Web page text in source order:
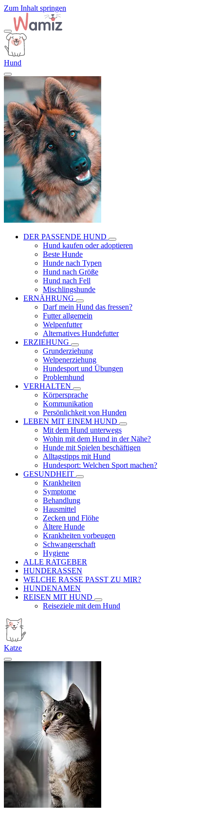
Zum Inhalt springen
Hund
DER PASSENDE HUND
Hund kaufen oder adoptieren
Beste Hunde
Hunde nach Typen
Hund nach Größe
Hund nach Fell
Mischlingshunde
ERNÄHRUNG
Darf mein Hund das fressen?
Futter allgemein
Welpenfutter
Alternatives Hundefutter
ERZIEHUNG
Grunderziehung
Welpenerziehung
Hundesport und Übungen
Problemhund
VERHALTEN
Körpersprache
Kommunikation
Persönlichkeit von Hunden
LEBEN MIT EINEM HUND
Mit dem Hund unterwegs
Wohin mit dem Hund in der Nähe?
Hunde mit Spielen beschäftigen
Alltagstipps mit Hund
Hundesport: Welchen Sport machen?
GESUNDHEIT
Krankheiten
Symptome
Behandlung
Hausmittel
Zecken und Flöhe
Ältere Hunde
Krankheiten vorbeugen
Schwangerschaft
Hygiene
ALLE RATGEBER
HUNDERASSEN
WELCHE RASSE PASST ZU MIR?
HUNDENAMEN
REISEN MIT HUND
Reiseziele mit dem Hund
Katze